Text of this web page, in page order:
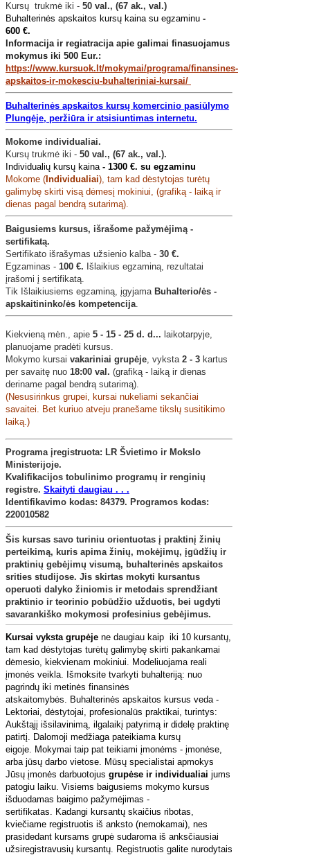
Kursų trukmė iki - 50 val., (67 ak., val.)
Buhalterinės apskaitos kursų kaina su egzaminu -
600 €.
Informacija ir regiatracija apie galimai finasuojamus
mokymus iki 500 Eur.:
https://www.kursuok.lt/mokymai/programa/finansines-
apskaitos-ir-mokesciu-buhalteriniai-kursai/
Buhalterinės apskaitos kursų komercinio pasiūlymo
Plungėje, peržiūra ir atsisiuntimas internetu.
Mokome individualiai.
Kursų trukmė iki - 50 val., (67 ak., val.).
Individualių kursų kaina - 1300 €. su egzaminu
Mokome (Individualiai), tam kad dėstytojas turėtų
galimybę skirti visą dėmesį mokiniui, (grafiką - laiką ir
dienas pagal bendrą sutarimą).
Baigusiems kursus, išrašome pažymėjimą -
sertifikatą.
Sertifikato išrašymas užsienio kalba - 30 €.
Egzaminas - 100 €. Išlaikius egzaminą, rezultatai
įrašomi į sertifikatą.
Tik Išlaikiusiems egzaminą, įgyjama Buhalterio/ės -
apskaitininko/ės kompetencija
Kiekvieną mėn., apie 5 - 15 - 25 d. d... laikotarpyje,
planuojame pradėti kursus.
Mokymo kursai vakariniai grupėje , vyksta 2 - 3 kartus
per savaitę nuo 18:00 val. (grafiką - laiką ir dienas
deriname pagal bendrą sutarimą).
(Nesusirinkus grupei, kursai nukeliami sekančiai
savaitei. Bet kuriuo atveju pranešame tikslų susitikimo
laiką.)
Programa įregistruota: LR Švietimo ir Mokslo
Ministerijoje.
Kvalifikacijos tobulinimo programų ir renginių
registre. Skaityti daugiau . . .
Identifikavimo kodas: 84379. Programos kodas:
220010582
Šis kursas savo turiniu orientuotas į praktinį žinių
perteikimą, kuris apima žinių, mokėjimų, įgūdžių ir
praktinių gebėjimų visumą, buhalterinės apskaitos
srities studijose. Jis skirtas mokyti kursantus
operuoti dalyko žiniomis ir metodais sprendžiant
praktinio ir teorinio pobūdžio užduotis, bei ugdyti
savarankiško mokymosi profesinius gebėjimus.
Kursai vyksta grupėje ne daugiau kaip iki 10 kursantų,
tam kad dėstytojas turėtų galimybę skirti pakankamai
dėmesio, kiekvienam mokiniui.
Modeliuojama reali
įmonės veikla. Išmoksite tvarkyti buhalteriją: nuo
pagrindų iki metinės finansinės
atskaitomybės. Buhalterinės apskaitos kursus veda -
Lektoriai, dėstytojai, profesionalūs praktikai, turintys:
Aukštąjį išsilavinimą, ilgalaikį patyrimą ir didelę praktinę
patirtį. Dalomoji medžiaga pateikiama kursų
eigoje. Mokymai taip pat teikiami įmonėms - įmonėse,
arba jūsų darbo vietose. Mūsų specialistai apmokys
Jūsų įmonės darbuotojus grupėse ir individualiai jums
patogiu laiku. Visiems baigusiems mokymo kursus
išduodamas baigimo pažymėjimas -
sertifikatas. Kadangi kursantų skaičius ribotas,
kviečiame registruotis iš anksto (nemokamai), nes
prasidedant kursams grupė sudaroma iš anksčiausiai
užsiregistravusių kursantų. Registruotis galite nurodytais